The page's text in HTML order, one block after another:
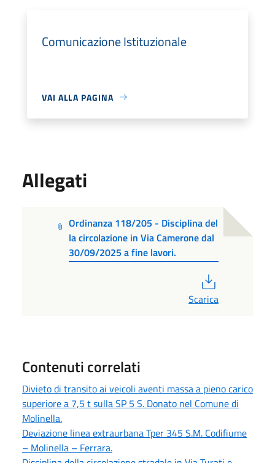
Comunicazione Istituzionale
VAI ALLA PAGINA
Allegati
Ordinanza 118/205 - Disciplina del
la circolazione in Via Camerone dal
30/09/2025 a fine lavori.
Scarica
Contenuti correlati
Divieto di transito ai veicoli aventi massa a pieno carico
superiore a 7,5 t sulla SP 5 S. Donato nel Comune di
Molinella.
Deviazione linea extraurbana Tper 345 S.M. Codifiume
– Molinella – Ferrara.